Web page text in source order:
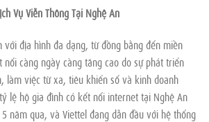
Vụ Viễn Thông Tại Nghệ An
với địa hình đa dạng, từ đồng bằng đến miền
càng ngày càng tăng cao do sự phát triển
làm việc từ xa, tiêu khiển số và kinh doanh
lệ hộ gia đình có kết nối internet tại Nghệ An
năm qua, và Viettel đang dẫn đầu với hệ thống